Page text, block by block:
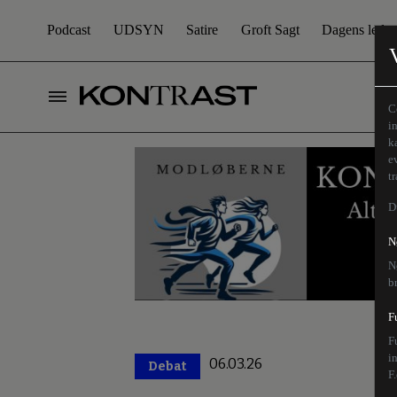
Podcast UDSYN Satire Groft Sagt Dagens leder
Debat 06.03.26